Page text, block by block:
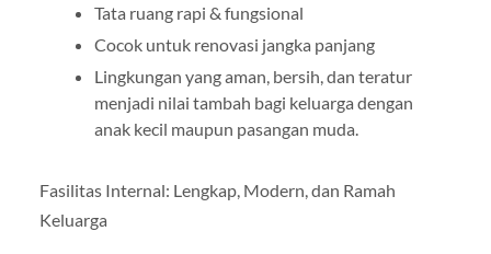
Tata ruang rapi & fungsional
Cocok untuk renovasi jangka panjang
Lingkungan yang aman, bersih, dan teratur
menjadi nilai tambah bagi keluarga dengan
anak kecil maupun pasangan muda.
Fasilitas Internal: Lengkap, Modern, dan Ramah
Keluarga